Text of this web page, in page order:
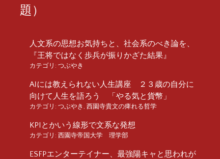
題）
人文系の思想お気持ちと、社会系のべき論を、
『王将ではなく歩兵が振りかざた結果』
カテゴリ: つぶやき
AIには教えられない人生講座 ２３歳の自分に
向けて人生を語ろう 「やる気と貨幣」
カテゴリ: つぶやき 西園寺貴文の痺れる哲学
KPIとかいう線形で文系な発想
カテゴリ: 西園寺帝国大学 理学部
ESFPエンターテイナー、最強陽キャと思われが